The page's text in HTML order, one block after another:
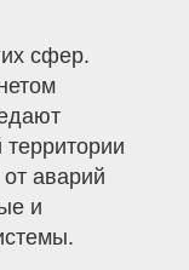
сфер.
аварий
и